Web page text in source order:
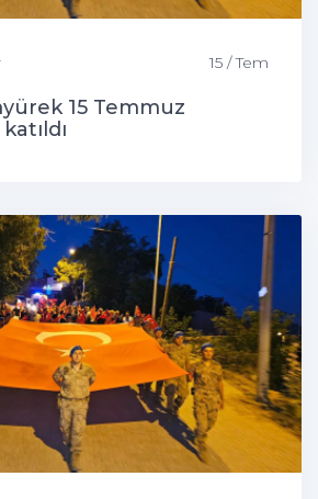
15 / Tem
15 Temmuz